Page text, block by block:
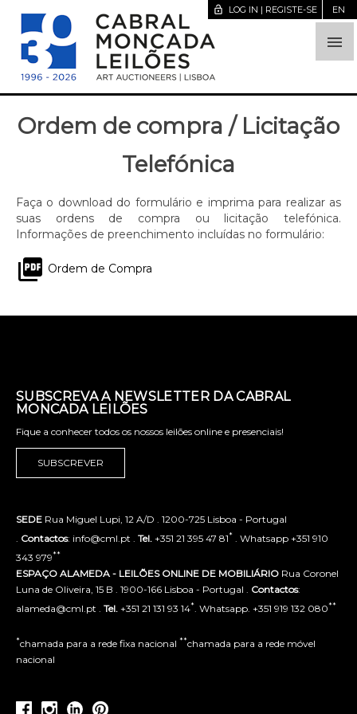

lock_open LOG IN | REGISTE-SE EN
Ordem de compra / Licitação
Telefónica
Faça o download do formulário e imprima para realizar as
suas ordens de compra ou licitação telefónica.
Informações de preenchimento incluídas no formulário:
picture_as_pdf Ordem de Compra
SUBSCREVA A NEWSLETTER DA CABRAL
MONCADA LEILÕES
Fique a conhecer todos os nossos leilões online e presenciais!
SUBSCREVER
SEDE Rua Miguel Lupi, 12 A/D . 1200-725 Lisboa - Portugal
. Contactos: info@cml.pt . Tel. +351 21 395 47 81* . Whatsapp +351 910
343 979**
ESPAÇO ALAMEDA - LEILÕES ONLINE DE MOBILIÁRIO Rua Coronel
Luna de Oliveira, 15 B . 1900-166 Lisboa - Portugal . Contactos:
alameda@cml.pt . Tel. +351 21 131 93 14*. Whatsapp. +351 919 132 080**
*chamada para a rede fixa nacional **chamada para a rede móvel
nacional